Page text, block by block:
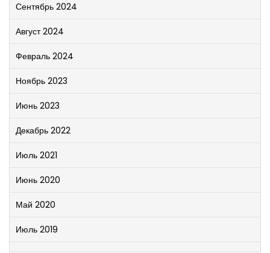
Сентябрь 2024
Август 2024
Февраль 2024
Ноябрь 2023
Июнь 2023
Декабрь 2022
Июль 2021
Июнь 2020
Май 2020
Июль 2019